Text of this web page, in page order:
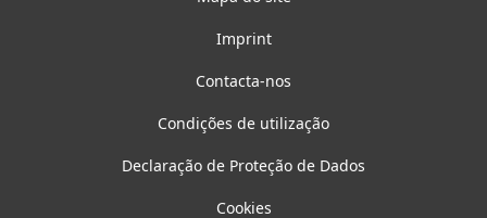
Imprint
Contacta-nos
Condições de utilização
Declaração de Proteção de Dados
Cookies